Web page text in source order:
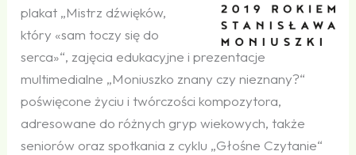
plakat „Mistrz dźwięków,
który «sam toczy się do
serca»“, zajęcia edukacyjne i prezentacje
multimedialne „Moniuszko znany czy nieznany?“
poświęcone życiu i twórczości kompozytora,
adresowane do różnych gryp wiekowych, także
seniorów oraz spotkania z cyklu „Głośne Czytanie“